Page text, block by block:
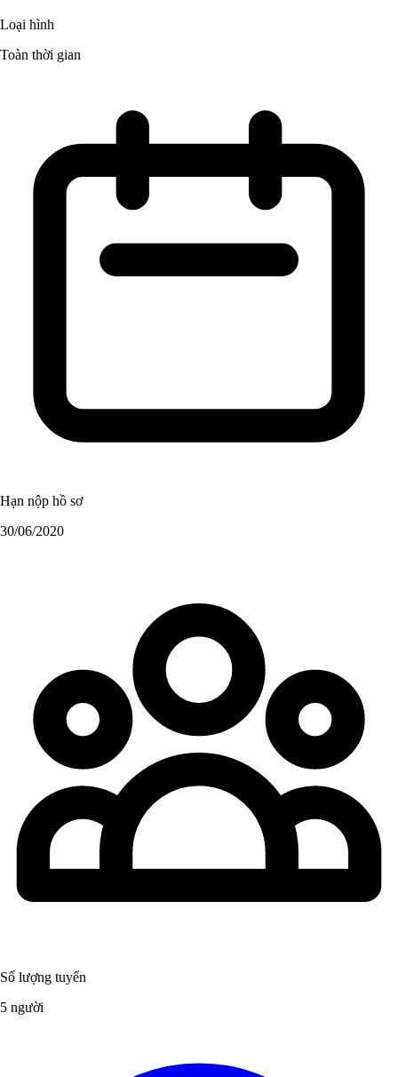
Loại hình
Toàn thời gian
Hạn nộp hồ sơ
30/06/2020
Số lượng tuyển
5 người